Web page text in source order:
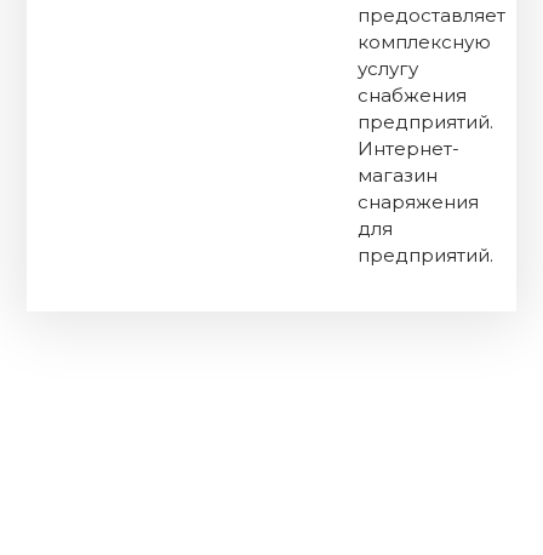
предоставляет
комплексную
услугу
снабжения
предприятий.
Интернет-
магазин
снаряжения
для
предприятий.